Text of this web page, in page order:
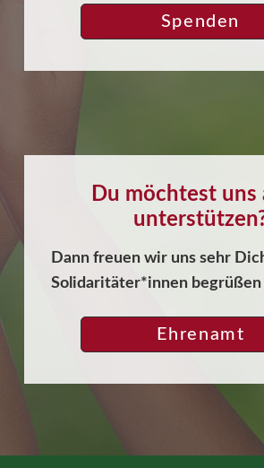
Spenden
Du möchtest uns
Dann freuen wir uns sehr
Solidaritäter*innen begrüßen
Ehrenamt